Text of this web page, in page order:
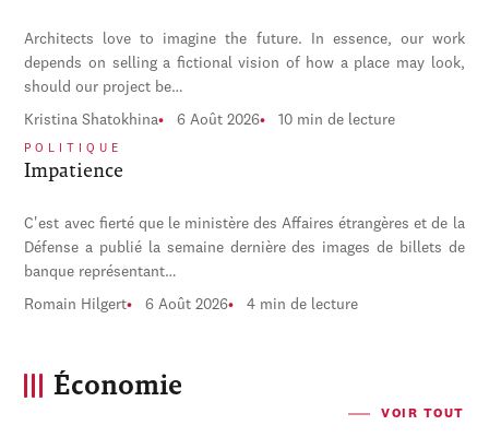
Architects love to imagine the future. In essence, our work
depends on selling a fictional vision of how a place may look,
should our project be…
Kristina Shatokhina 6 Août 2026 10 min de lecture
POLITIQUE
Impatience
C'est avec fierté que le ministère des Affaires étrangères et de la
Défense a publié la semaine dernière des images de billets de
banque représentant…
Romain Hilgert 6 Août 2026 4 min de lecture
Économie
VOIR TOUT